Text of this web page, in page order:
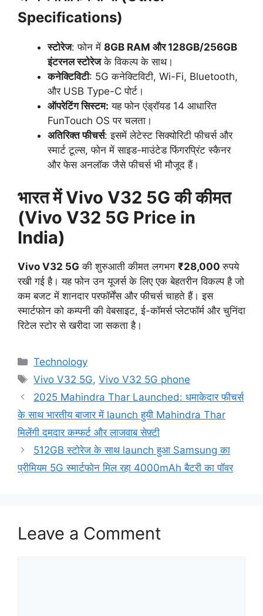
Specifications)
स्टोरेज: फोन में 8GB RAM और 128GB/256GB
इंटरनल स्टोरेजके विकल्प के साथ।
कनेक्टिविटी: 5G कनेक्टिविटी, Wi-Fi, Bluetooth,
और USB Type-C पोर्ट।
ऑपरेटिंग सिस्टम: यह फोन एंड्रॉयड 14 आधारित
FunTouch OS पर चलता।
अतिरिक्त फीचर्स: इसमें लेटेस्ट सिक्योरिटी फीचर्स और
स्मार्ट टूल्स, फोन में साइड-माउंटेड फिंगरप्रिंट स्कैनर
और फेस अनलॉक जैसे फीचर्स भी मौजूद हैं।
भारत मेंVivo V32 5G की कीमत
(Vivo V32 5G Price in
India)
Vivo V32 5G की शुरुआती कीमत लगभग ₹28,000रुपये
रखी गई है। यह फोन उन यूजर्स के लिए एक बेहतरीन विकल्प है जो
कम बजट में शानदार परफॉर्मेंस और फीचर्स चाहते हैं। इस
स्मार्टफोन को कम्पनी की वेबसाइट, ई-कॉमर्स प्लेटफॉर्म और चुनिंदा
रिटेल स्टोर से खरीदा जा सकता है।
Categories
Technology
Tags
Vivo V32 5G,Vivo V32 5G phone
2025 Mahindra Thar Launched: धमाकेदार फीचर्स
के साथ भारतीय बाजार में launch हुयी Mahindra Thar
मिलेंगी दमदार कम्फर्ट और लाजवाब सेफ़्टी
512GB स्टोरेज के साथ launch हुआ Samsung का
प्रीमियम 5G स्मार्टफोन मिल रहा 4000mAh बैटरी का पॉवर
Leave a Comment